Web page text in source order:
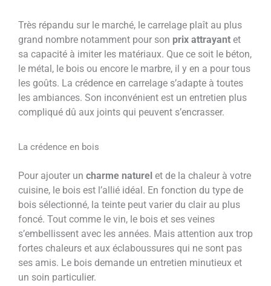
Très répandu sur le marché, le carrelage plaît au plus
grand nombre notamment pour son prix attrayant et
sa capacité à imiter les matériaux. Que ce soit le béton,
le métal, le bois ou encore le marbre, il y en a pour tous
les goûts. La crédence en carrelage s’adapte à toutes
les ambiances. Son inconvénient est un entretien plus
compliqué dû aux joints qui peuvent s’encrasser.
La crédence en bois
Pour ajouter un charme naturel et de la chaleur à votre
cuisine, le bois est l’allié idéal. En fonction du type de
bois sélectionné, la teinte peut varier du clair au plus
foncé. Tout comme le vin, le bois et ses veines
s’embellissent avec les années. Mais attention aux trop
fortes chaleurs et aux éclaboussures qui ne sont pas
ses amis. Le bois demande un entretien minutieux et
un soin particulier.